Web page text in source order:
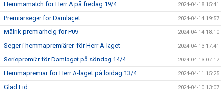
Hemmamatch för Herr A på fredag 19/4 2024-04-18 15:41
Premiärseger för Damlaget 2024-04-14 19:57
Målrik premiärhelg för P09 2024-04-14 18:10
Seger i hemmapremiären för Herr A-laget 2024-04-13 17:41
Seriepremiär för Damlaget på söndag 14/4 2024-04-13 07:17
Hemmapremiär för Herr A-laget på lördag 13/4 2024-04-11 15:25
Glad Eid 2024-04-10 13:07